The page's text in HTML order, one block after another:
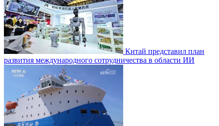
Китай представил план
развития международного сотрудничества в области ИИ